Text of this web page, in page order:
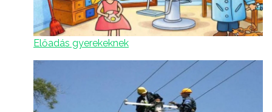
Előadás gyerekeknek